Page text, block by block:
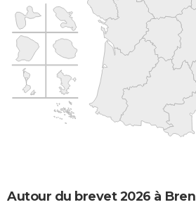
Autour du brevet 2026 à Bren